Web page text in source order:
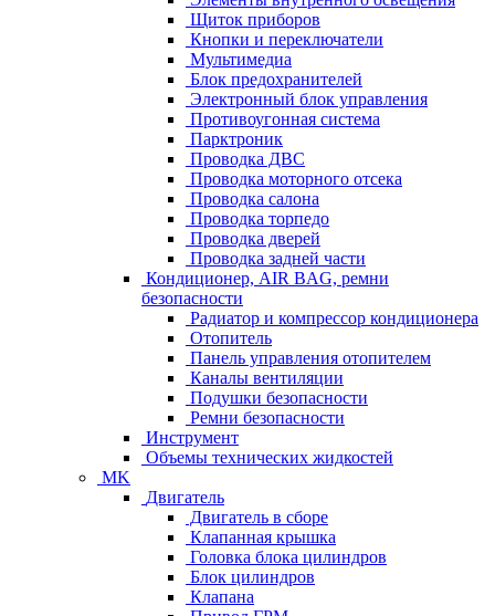
Щиток приборов
Кнопки и переключатели
Мультимедиа
Блок предохранителей
Электронный блок управления
Противоугонная система
Парктроник
Проводка ДВС
Проводка моторного отсека
Проводка салона
Проводка торпедо
Проводка дверей
Проводка задней части
Кондиционер, AIR BAG, ремни
безопасности
Радиатор и компрессор кондиционера
Отопитель
Панель управления отопителем
Каналы вентиляции
Подушки безопасности
Ремни безопасности
Инструмент
Объемы технических жидкостей
MK
Двигатель
Двигатель в сборе
Клапанная крышка
Головка блока цилиндров
Блок цилиндров
Клапана